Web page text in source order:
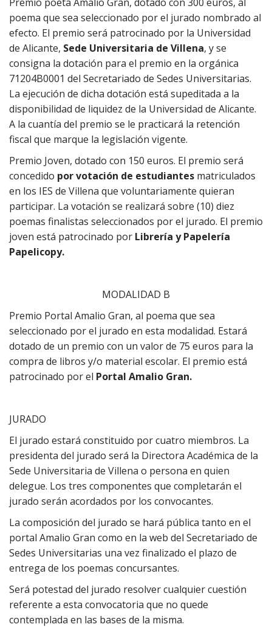
poema que sea seleccionado por el jurado nombrado al
efecto. El premio será patrocinado por la Universidad
de Alicante, Sede Universitaria de Villena, y se
consigna la dotación para el premio en la orgánica
71204B0001 del Secretariado de Sedes Universitarias.
La ejecución de dicha dotación está supeditada a la
disponibilidad de liquidez de la Universidad de Alicante.
A la cuantía del premio se le practicará la retención
fiscal que marque la legislación vigente.
Premio Joven, dotado con 150 euros. El premio será
concedido por votación de estudiantes matriculados
en los IES de Villena que voluntariamente quieran
participar. La votación se realizará sobre (10) diez
poemas finalistas seleccionados por el jurado. El premio
joven está patrocinado por Librería y Papelería
Papelicopy.
MODALIDAD B
Premio Portal Amalio Gran, al poema que sea
seleccionado por el jurado en esta modalidad. Estará
dotado de un premio con un valor de 75 euros para la
compra de libros y/o material escolar. El premio está
patrocinado por el Portal Amalio Gran.
JURADO
El jurado estará constituido por cuatro miembros. La
presidenta del jurado será la Directora Académica de la
Sede Universitaria de Villena o persona en quien
delegue. Los tres componentes que completarán el
jurado serán acordados por los convocantes.
La composición del jurado se hará pública tanto en el
portal Amalio Gran como en la web del Secretariado de
Sedes Universitarias una vez finalizado el plazo de
entrega de los poemas concursantes.
Será potestad del jurado resolver cualquier cuestión
referente a esta convocatoria que no quede
contemplada en las bases de la misma.